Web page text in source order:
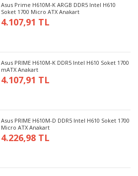
Asus Prime H610M-K ARGB DDR5 Intel H610
Soket 1700 Micro ATX Anakart
4.107,91 TL
Asus PRIME H610M-K DDR5 Intel H610 Soket 1700
mATX Anakart
4.107,91 TL
Asus PRIME H610M-D DDR5 Intel H610 Soket 1700
Micro ATX Anakart
4.226,98 TL